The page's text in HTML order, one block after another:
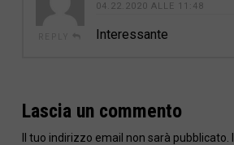
04.22.2020 ALLE 11:48
Interessante
Lascia un commento
Il tuo indirizzo email non sarà pubblicato.